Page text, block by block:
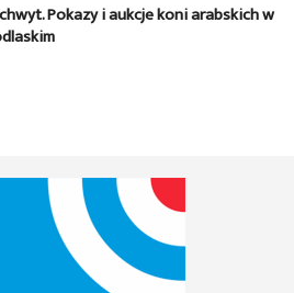
Pokazy i aukcje koni arabskich w